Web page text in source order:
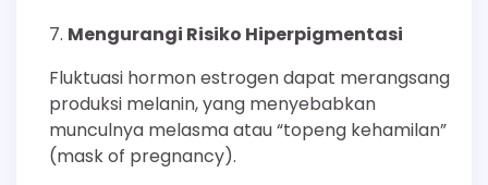
Mengurangi Risiko Hiperpigmentasi
Fluktuasi hormon estrogen dapat merangsang
produksi melanin, yang menyebabkan
munculnya melasma atau “topeng kehamilan”
(mask of pregnancy).